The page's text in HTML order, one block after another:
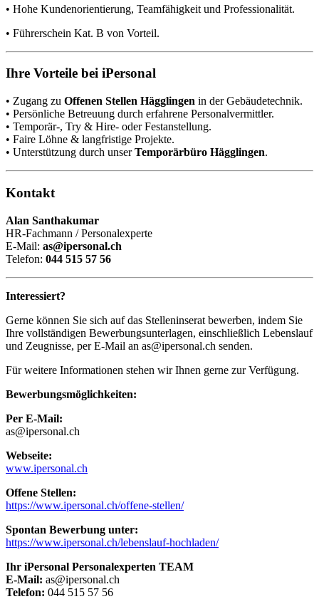
• Hohe Kundenorientierung, Teamfähigkeit und Professionalität.
• Führerschein Kat. B von Vorteil.
Ihre Vorteile bei iPersonal
• Zugang zu Offenen Stellen Hägglingen in der Gebäudetechnik.
• Persönliche Betreuung durch erfahrene Personalvermittler.
• Temporär-, Try & Hire- oder Festanstellung.
• Faire Löhne & langfristige Projekte.
• Unterstützung durch unserTemporärbüro Hägglingen.
Kontakt
Alan Santhakumar
HR-Fachmann / Personalexperte
E-Mail: as@ipersonal.ch
Telefon: 044 515 57 56
Interessiert?
Gerne können Sie sich auf das Stelleninserat bewerben, indem Sie
Ihre vollständigen Bewerbungsunterlagen, einschließlich Lebenslauf
und Zeugnisse, per E-Mail an as@ipersonal.ch senden.
Für weitere Informationen stehen wir Ihnen gerne zur Verfügung.
Bewerbungsmöglichkeiten:
Per E-Mail:
as@ipersonal.ch
Webseite:
www.ipersonal.ch
Offene Stellen:
https://www.ipersonal.ch/offene-stellen/
Spontan Bewerbung unter:
https://www.ipersonal.ch/lebenslauf-hochladen/
Ihr iPersonal Personalexperten TEAM
E-Mail: as@ipersonal.ch
Telefon: 044 515 57 56